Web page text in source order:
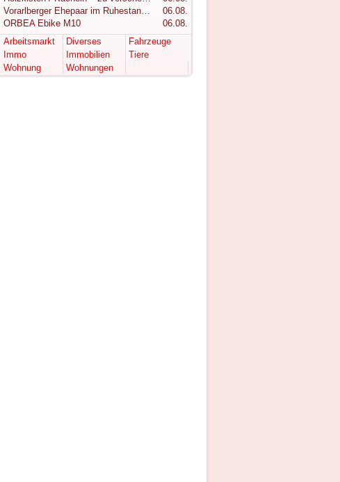
Vorarlberger Ehepaar im Ruhestand sucht ruhigen Rückzugsort im Bregenzerwald
06.08.
ORBEA Ebike M10
06.08.
Arbeitsmarkt
Diverses
Fahrzeuge
Immo
Immobilien
Tiere
Wohnung
Wohnungen